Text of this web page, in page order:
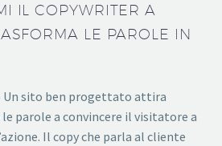
IL COPYWRITER A
LE PAROLE IN
Un sito ben progettato attira
parole a convincere il visitatore a
Il copy che parla al cliente